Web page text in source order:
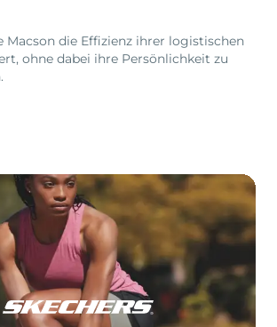
Macson die Effizienz ihrer logistischen
ohne dabei ihre Persönlichkeit zu